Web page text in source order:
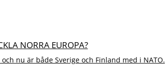
NORRA EUROPA?
nu är både Sverige och Finland med i NATO.